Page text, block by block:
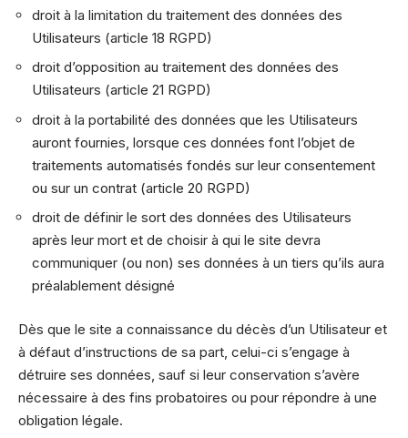
droit à la limitation du traitement des données des
Utilisateurs (article 18 RGPD)
droit d’opposition au traitement des données des
Utilisateurs (article 21 RGPD)
droit à la portabilité des données que les Utilisateurs
auront fournies, lorsque ces données font l’objet de
traitements automatisés fondés sur leur consentement
ou sur un contrat (article 20 RGPD)
droit de définir le sort des données des Utilisateurs
après leur mort et de choisir à qui le site devra
communiquer (ou non) ses données à un tiers qu’ils aura
préalablement désigné
Dès que le site a connaissance du décès d’un Utilisateur et
à défaut d’instructions de sa part, celui-ci s’engage à
détruire ses données, sauf si leur conservation s’avère
nécessaire à des fins probatoires ou pour répondre à une
obligation légale.